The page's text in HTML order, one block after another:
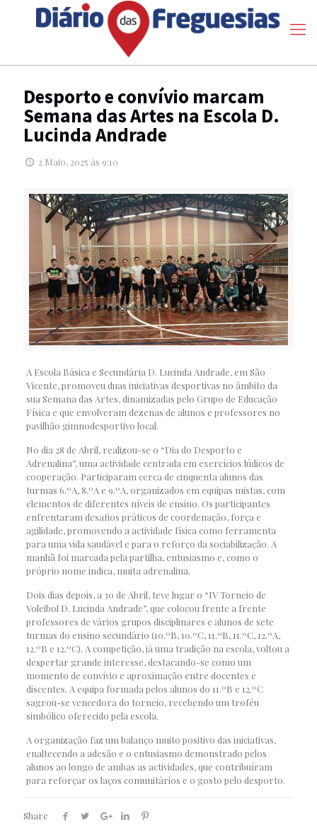
Desporto e convívio marcam
Semana das Artes na Escola D.
Lucinda Andrade
2 Maio, 2025 às 9:10
A Escola Básica e Secundária D. Lucinda Andrade, em São
Vicente, promoveu duas iniciativas desportivas no âmbito da
sua Semana das Artes, dinamizadas pelo Grupo de Educação
Física e que envolveram dezenas de alunos e professores no
pavilhão gimnodesportivo local.
No dia 28 de Abril, realizou-se o “Dia do Desporto e
Adrenalina”, uma actividade centrada em exercícios lúdicos de
cooperação. Participaram cerca de cinquenta alunos das
turmas 6.ºA, 8.ºA e 9.ºA, organizados em equipas mistas, com
elementos de diferentes níveis de ensino. Os participantes
enfrentaram desafios práticos de coordenação, força e
agilidade, promovendo a actividade física como ferramenta
para uma vida saudável e para o reforço da sociabilização. A
manhã foi marcada pela partilha, entusiasmo e, como o
próprio nome indica, muita adrenalina.
Dois dias depois, a 30 de Abril, teve lugar o “IV Torneio de
Voleibol D. Lucinda Andrade”, que colocou frente a frente
professores de vários grupos disciplinares e alunos de sete
turmas do ensino secundário (10.ºB, 10.ºC, 11.ºB, 11.ºC, 12.ºA,
12.ºB e 12.ºC). A competição, já uma tradição na escola, voltou a
despertar grande interesse, destacando-se como um
momento de convívio e aproximação entre docentes e
discentes. A equipa formada pelos alunos do 11.ºB e 12.ºC
sagrou-se vencedora do torneio, recebendo um troféu
simbólico oferecido pela escola.
A organização faz um balanço muito positivo das iniciativas,
enaltecendo a adesão e o entusiasmo demonstrado pelos
alunos ao longo de ambas as actividades, que contribuíram
para reforçar os laços comunitários e o gosto pelo desporto.
Share